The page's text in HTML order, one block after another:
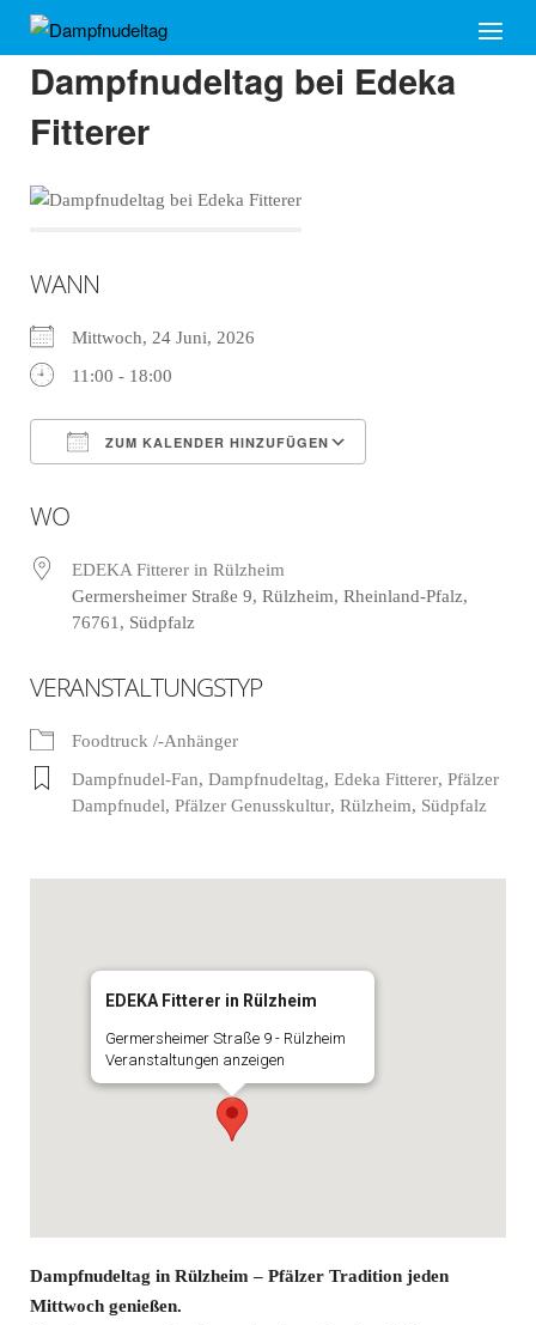
Skip
content
Home Menu
Dampfnudeltag bei Edeka
Fitterer
WANN
Mittwoch, 24 Juni, 2026
11:00 - 18:00
ZUM KALENDER HINZUFÜGEN
WO
EDEKA Fitterer in Rülzheim
Germersheimer Straße 9, Rülzheim, Rheinland-Pfalz,
76761, Südpfalz
VERANSTALTUNGSTYP
Foodtruck /-Anhänger
Dampfnudel-Fan, Dampfnudeltag, Edeka Fitterer, Pfälzer
Dampfnudel, Pfälzer Genusskultur, Rülzheim, Südpfalz
EDEKA Fitterer in Rülzheim
Germersheimer Straße 9 - Rülzheim
Veranstaltungen anzeigen
Dampfnudeltag in Rülzheim – Pfälzer Tradition jeden
Mittwoch genießen.